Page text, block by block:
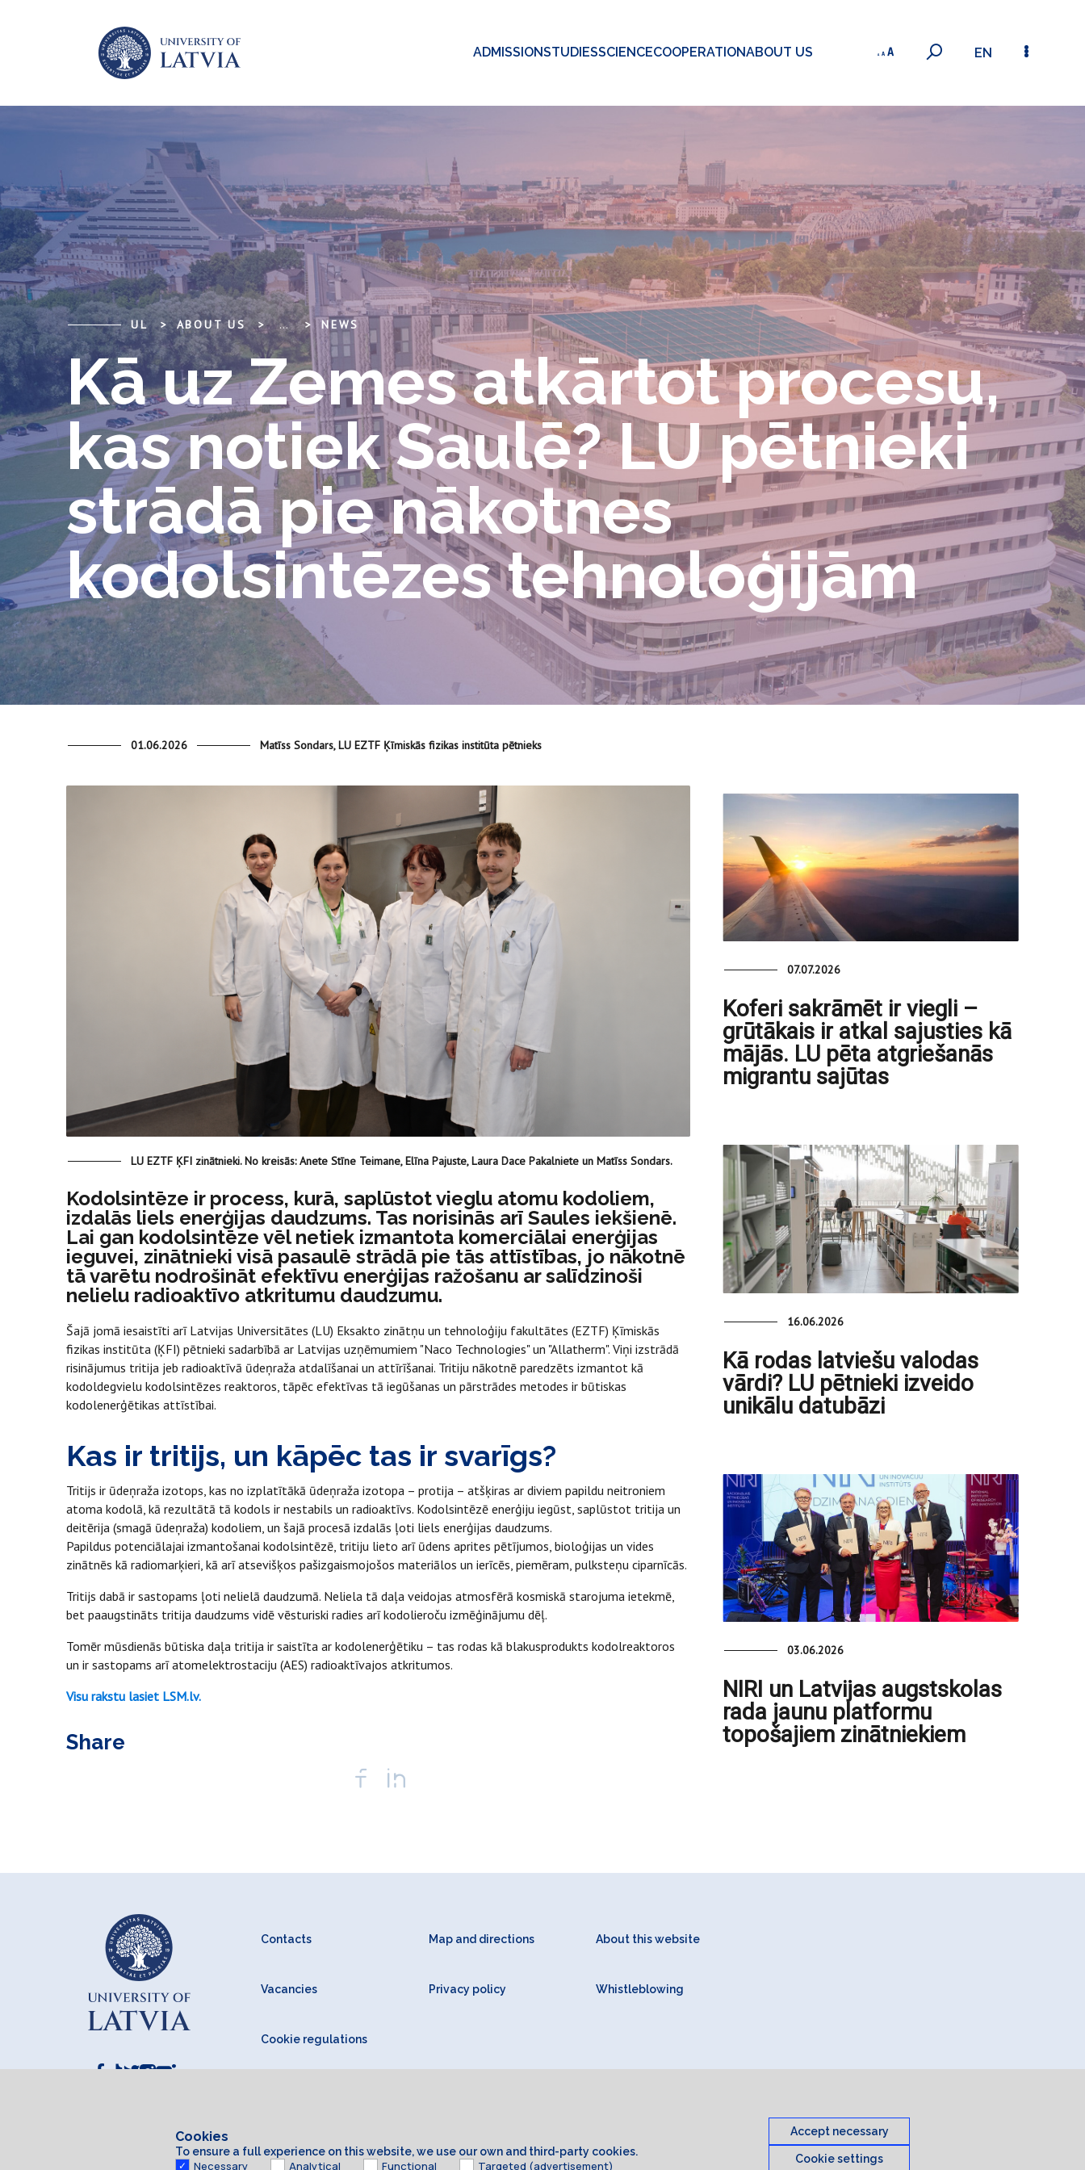
ADMISSIONSTUDIESSCIENCECOOPERATIONABOUT US EN
UL ABOUT US ... NEWS
Kā uz Zemes atkārtot procesu,
kas notiek Saulē? LU pētnieki
strādā pie nākotnes
kodolsintēzes tehnoloģijām
01.06.2026 Matīss Sondars, LU EZTF Ķīmiskās fizikas institūta pētnieks
LU EZTF ĶFI zinātnieki. No kreisās: Anete Stīne Teimane, Elīna Pajuste, Laura Dace Pakalniete un Matīss Sondars.
Kodolsintēze ir process, kurā, saplūstot vieglu atomu kodoliem,
izdalās liels enerģijas daudzums. Tas norisinās arī Saules iekšienē.
Lai gan kodolsintēze vēl netiek izmantota komerciālai enerģijas
ieguvei, zinātnieki visā pasaulē strādā pie tās attīstības, jo nākotnē
tā varētu nodrošināt efektīvu enerģijas ražošanu ar salīdzinoši
nelielu radioaktīvo atkritumu daudzumu.
Šajā jomā iesaistīti arī Latvijas Universitātes (LU) Eksakto zinātņu un tehnoloģiju fakultātes (EZTF) Ķīmiskās
fizikas institūta (ĶFI) pētnieki sadarbībā ar Latvijas uzņēmumiem "Naco Technologies" un "Allatherm". Viņi izstrādā
risinājumus tritija jeb radioaktīvā ūdeņraža atdalīšanai un attīrīšanai. Tritiju nākotnē paredzēts izmantot kā
kodoldegvielu kodolsintēzes reaktoros, tāpēc efektīvas tā iegūšanas un pārstrādes metodes ir būtiskas
kodolenerģētikas attīstībai.
Kas ir tritijs, un kāpēc tas ir svarīgs?
Tritijs ir ūdeņraža izotops, kas no izplatītākā ūdeņraža izotopa – protija – atšķiras ar diviem papildu neitroniem
atoma kodolā, kā rezultātā tā kodols ir nestabils un radioaktīvs. Kodolsintēzē enerģiju iegūst, saplūstot tritija un
deitērija (smagā ūdeņraža) kodoliem, un šajā procesā izdalās ļoti liels enerģijas daudzums.
Papildus potenciālajai izmantošanai kodolsintēzē, tritiju lieto arī ūdens aprites pētījumos, bioloģijas un vides
zinātnēs kā radiomarķieri, kā arī atsevišķos pašizgaismojošos materiālos un ierīcēs, piemēram, pulksteņu ciparnīcās.
Tritijs dabā ir sastopams ļoti nelielā daudzumā. Neliela tā daļa veidojas atmosfērā kosmiskā starojuma ietekmē,
bet paaugstināts tritija daudzums vidē vēsturiski radies arī kodolieroču izmēģinājumu dēļ.
Tomēr mūsdienās būtiska daļa tritija ir saistīta ar kodolenerģētiku – tas rodas kā blakusprodukts kodolreaktoros
un ir sastopams arī atomelektrostaciju (AES) radioaktīvajos atkritumos.
Visu rakstu lasiet LSM.lv.
Share
07.07.2026
Koferi sakrāmēt ir viegli –
grūtākais ir atkal sajusties kā
mājās. LU pēta atgriešanās
migrantu sajūtas
16.06.2026
Kā rodas latviešu valodas
vārdi? LU pētnieki izveido
unikālu datubāzi
03.06.2026
NIRI un Latvijas augstskolas
rada jaunu platformu
topošajiem zinātniekiem
Contacts Map and directions About this website
Vacancies Privacy policy Whistleblowing
Cookie regulations
Cookies
To ensure a full experience on this website, we use our own and third-party cookies.
Necessary Analytical Functional Targeted (advertisement)
Accept necessary
Cookie settings